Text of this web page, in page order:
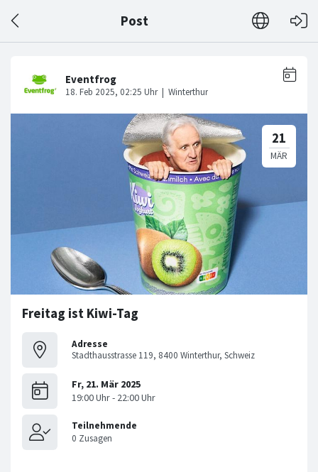
Post
Freitag ist Kiwi-Tag
Adresse
Stadthausstrasse 119, 8400 Winterthur, Schweiz